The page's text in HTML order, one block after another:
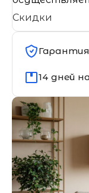
Скидки
14 дней